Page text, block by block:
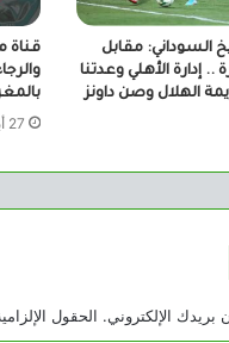
السوداني: مقابل
إدارة الأهلي وعدتنا
الهلال وصن داونز
قناة
27 أبريل، 2023
الإلكتروني. الحقول